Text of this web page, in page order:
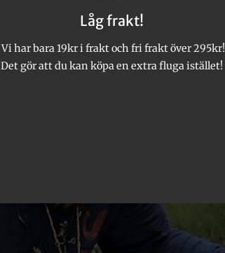
väljas
produktsidan
Låg frakt!
Vi har bara 19kr i frakt och fri frakt över 295kr!
Det gör att du kan köpa en extra fluga istället!